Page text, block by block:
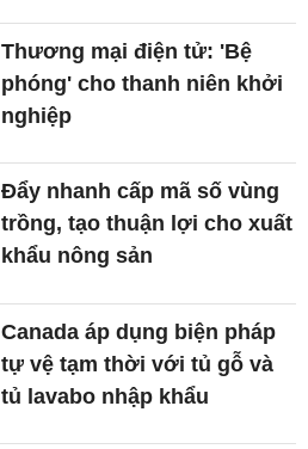
Thương mại điện tử: 'Bệ
phóng' cho thanh niên khởi
nghiệp
Đẩy nhanh cấp mã số vùng
trồng, tạo thuận lợi cho xuất
khẩu nông sản
Canada áp dụng biện pháp
tự vệ tạm thời với tủ gỗ và
tủ lavabo nhập khẩu